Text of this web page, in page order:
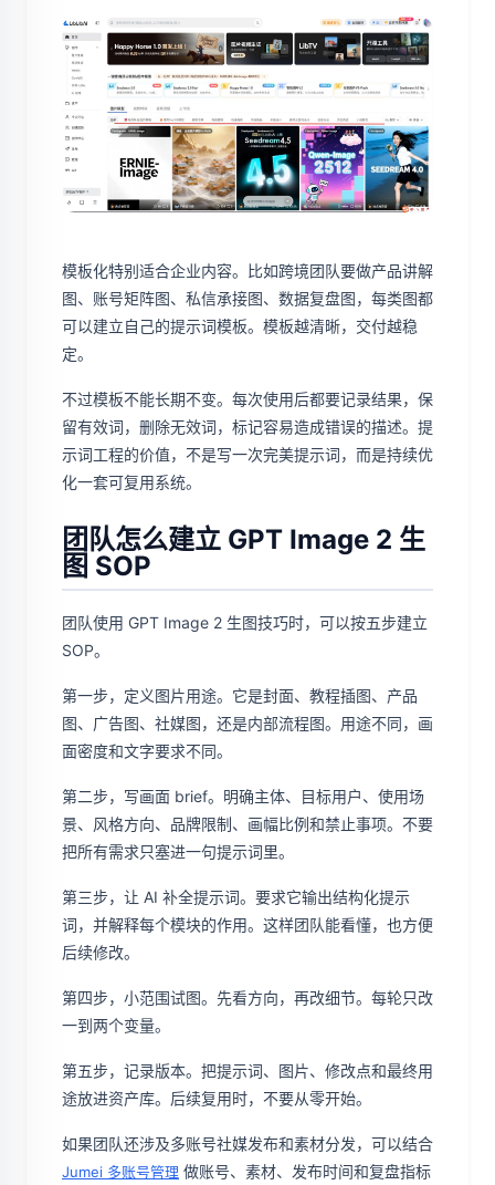
模板化特别适合企业内容。比如跨境团队要做产品讲解
图、账号矩阵图、私信承接图、数据复盘图，每类图都
可以建立自己的提示词模板。模板越清晰，交付越稳
定。
不过模板不能长期不变。每次使用后都要记录结果，保
留有效词，删除无效词，标记容易造成错误的描述。提
示词工程的价值，不是写一次完美提示词，而是持续优
化一套可复用系统。
团队怎么建立 GPT Image 2 生
图 SOP
团队使用 GPT Image 2 生图技巧时，可以按五步建立
SOP。
第一步，定义图片用途。它是封面、教程插图、产品
图、广告图、社媒图，还是内部流程图。用途不同，画
面密度和文字要求不同。
第二步，写画面 brief。明确主体、目标用户、使用场
景、风格方向、品牌限制、画幅比例和禁止事项。不要
把所有需求只塞进一句提示词里。
第三步，让 AI 补全提示词。要求它输出结构化提示
词，并解释每个模块的作用。这样团队能看懂，也方便
后续修改。
第四步，小范围试图。先看方向，再改细节。每轮只改
一到两个变量。
第五步，记录版本。把提示词、图片、修改点和最终用
途放进资产库。后续复用时，不要从零开始。
如果团队还涉及多账号社媒发布和素材分发，可以结合
Jumei 多账号管理 做账号、素材、发布时间和复盘指标